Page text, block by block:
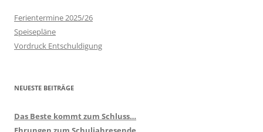
Ferientermine 2025/26
Speisepläne
Vordruck Entschuldigung
NEUESTE BEITRÄGE
Das Beste kommt zum Schluss…